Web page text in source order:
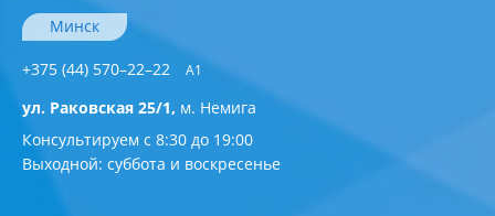
Минск
+375 (44) 570–22–22 A1
ул. Раковская 25/1, м. Немига
Консультируем с 8:30 до 19:00
Выходной: суббота и воскресенье